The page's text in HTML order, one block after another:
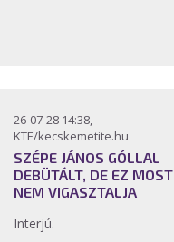
26-07-28 14:38,
KTE/kecskemetite.hu
SZÉPE JÁNOS GÓLLAL
DEBÜTÁLT, DE EZ MOST
NEM VIGASZTALJA
Interjú.